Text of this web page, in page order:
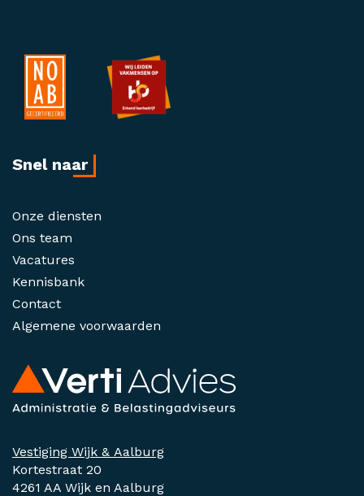
Vestiging Wijk & Aalburg
Kortestraat 20
4261 AA Wijk en Aalburg
Snel naar
Onze diensten
Ons team
Vacatures
Kennisbank
Contact
Algemene voorwaarden